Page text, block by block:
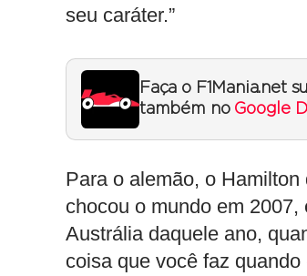
seu caráter.”
Faça o F1Mania.net
também no Google
Para o alemão, o
chocou o mundo em
Austrália daquele ano,
coisa que você faz